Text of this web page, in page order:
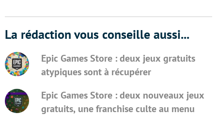
La rédaction vous conseille aussi...
Epic Games Store : deux jeux gratuits
atypiques sont à récupérer
Epic Games Store : deux nouveaux jeux
gratuits, une franchise culte au menu